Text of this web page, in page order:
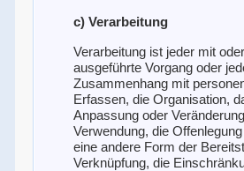
c) Verarbeitung
Verarbeitung ist jeder mit
ausgeführte Vorgang oder
Zusammenhang mit
Erfassen, die Organisation,
Anpassung oder
Verwendung, die
eine andere Form der
Verknüpfung, die